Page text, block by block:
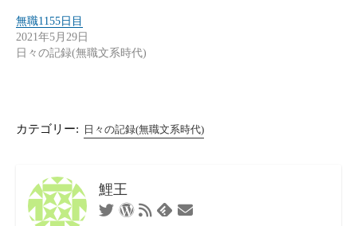
無職1155日目
2021年5月29日
日々の記録(無職文系時代)
カテゴリー: 日々の記録(無職文系時代)
鯉王
TwitterWordPress
RSS Feedlyお